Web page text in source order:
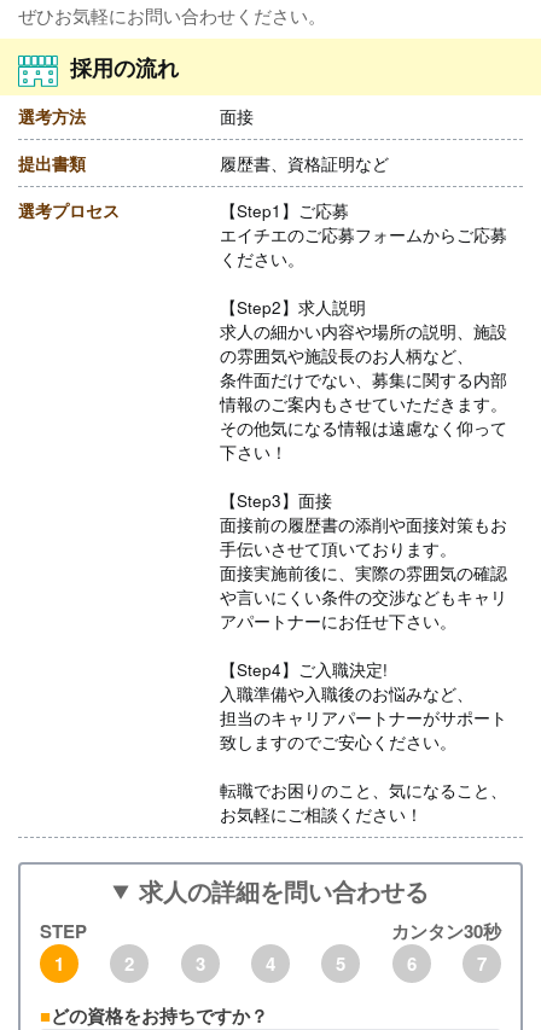
ぜひお気軽にお問い合わせください。
採用の流れ
選考方法 面接
提出書類 履歴書、資格証明など
選考プロセス
【Step1】ご応募
エイチエのご応募フォームからご応募
ください。
【Step2】求人説明
求人の細かい内容や場所の説明、施設
の雰囲気や施設長のお人柄など、
条件面だけでない、募集に関する内部
情報のご案内もさせていただきます。
その他気になる情報は遠慮なく仰って
下さい！
【Step3】面接
面接前の履歴書の添削や面接対策もお
手伝いさせて頂いております。
面接実施前後に、実際の雰囲気の確認
や言いにくい条件の交渉などもキャリ
アパートナーにお任せ下さい。
【Step4】ご入職決定!
入職準備や入職後のお悩みなど、
担当のキャリアパートナーがサポート
致しますのでご安心ください。
転職でお困りのこと、気になること、
お気軽にご相談ください！
求人の詳細を問い合わせる
STEP
カンタン30秒
1
2 3 4 5 6
7
どの資格をお持ちですか？